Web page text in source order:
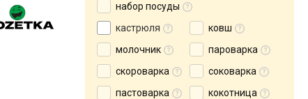
набор посуды
кастрюля
ковш
молочник
пароварка
скороварка
соковарка
пастоварка
кокотница